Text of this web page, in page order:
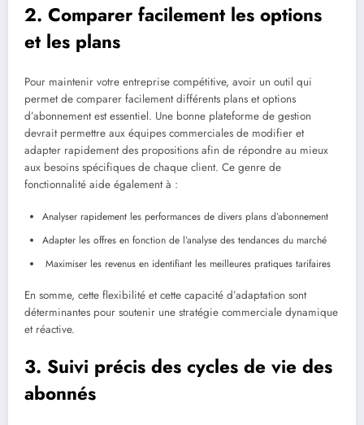
2. Comparer facilement les options
et les plans
Pour maintenir votre entreprise compétitive, avoir un outil qui
permet de comparer facilement différents plans et options
d’abonnement est essentiel. Une bonne plateforme de gestion
devrait permettre aux équipes commerciales de modifier et
adapter rapidement des propositions afin de répondre au mieux
aux besoins spécifiques de chaque client. Ce genre de
fonctionnalité aide également à :
Analyser rapidement les performances de divers plans d’abonnement
Adapter les offres en fonction de l’analyse des tendances du marché
Maximiser les revenus en identifiant les meilleures pratiques tarifaires
En somme, cette flexibilité et cette capacité d’adaptation sont
déterminantes pour soutenir une stratégie commerciale dynamique
et réactive.
3. Suivi précis des cycles de vie des
abonnés